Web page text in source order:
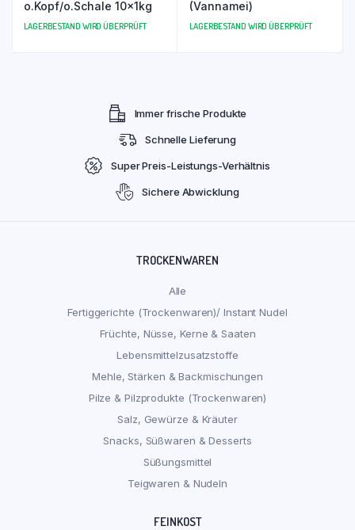
o.Kopf/o.Schale 10x1kg
LAGERBESTAND WIRD ÜBERPRÜFT
(Vannamei)
LAGERBESTAND WIRD ÜBERPRÜFT
Immer frische Produkte
Schnelle Lieferung
Super Preis-Leistungs-Verhältnis
Sichere Abwicklung
TROCKENWAREN
Alle
Fertiggerichte (Trockenwaren)/ Instant Nudel
Früchte, Nüsse, Kerne & Saaten
Lebensmittelzusatzstoffe
Mehle, Stärken & Backmischungen
Pilze & Pilzprodukte (Trockenwaren)
Salz, Gewürze & Kräuter
Snacks, Süßwaren & Desserts
Süßungsmittel
Teigwaren & Nudeln
FEINKOST